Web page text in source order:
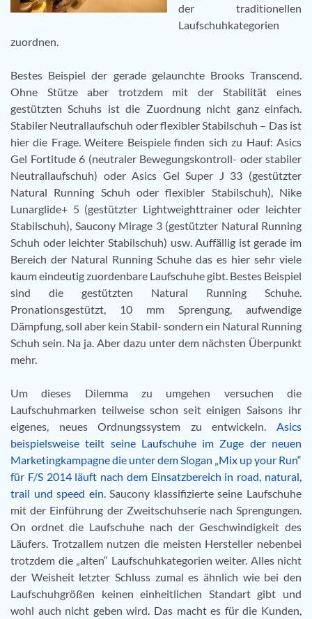
der traditionellen
Laufschuhkategorien
zuordnen.
Bestes Beispiel der gerade gelaunchte Brooks Transcend.
Ohne Stütze aber trotzdem mit der Stabilität eines
gestützten Schuhs ist die Zuordnung nicht ganz einfach.
Stabiler Neutrallaufschuh oder flexibler Stabilschuh – Das ist
hier die Frage. Weitere Beispiele finden sich zu Hauf: Asics
Gel Fortitude 6 (neutraler Bewegungskontroll- oder stabiler
Neutrallaufschuh) oder Asics Gel Super J 33 (gestützter
Natural Running Schuh oder flexibler Stabilschuh), Nike
Lunarglide+ 5 (gestützter Lightweighttrainer oder leichter
Stabilschuh), Saucony Mirage 3 (gestützter Natural Running
Schuh oder leichter Stabilschuh) usw. Auffällig ist gerade im
Bereich der Natural Running Schuhe das es hier sehr viele
kaum eindeutig zuordenbare Laufschuhe gibt. Bestes Beispiel
sind die gestützten Natural Running Schuhe.
Pronationsgestützt, 10 mm Sprengung, aufwendige
Dämpfung, soll aber kein Stabil- sondern ein Natural Running
Schuh sein. Na ja. Aber dazu unter dem nächsten Überpunkt
mehr.
Um dieses Dilemma zu umgehen versuchen die
Laufschuhmarken teilweise schon seit einigen Saisons ihr
eigenes, neues Ordnungssystem zu entwickeln. Asics
beispielsweise teilt seine Laufschuhe im Zuge der neuen
Marketingkampagne die unter dem Slogan „Mix up your Run“
für F/S 2014 läuft nach dem Einsatzbereich in road, natural,
trail und speed ein. Saucony klassifizierte seine Laufschuhe
mit der Einführung der Zweitschuhserie nach Sprengungen.
On ordnet die Laufschuhe nach der Geschwindigkeit des
Läufers. Trotzallem nutzen die meisten Hersteller nebenbei
trotzdem die „alten“ Laufschuhkategorien weiter. Alles nicht
der Weisheit letzter Schluss zumal es ähnlich wie bei den
Laufschuhgrößen keinen einheitlichen Standart gibt und
wohl auch nicht geben wird. Das macht es für die Kunden,